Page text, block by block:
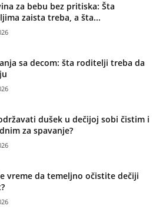
za bebu bez pritiska: Šta
zaista treba, a šta...
sa decom: šta roditelji treba da
dušek u dečijoj sobi čistim i
za spavanje?
vreme da temeljno očistite dečiji